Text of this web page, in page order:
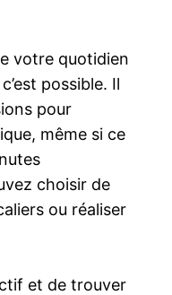
votre quotidien
possible. Il
pour
même si ce
choisir de
ou réaliser
et de trouver